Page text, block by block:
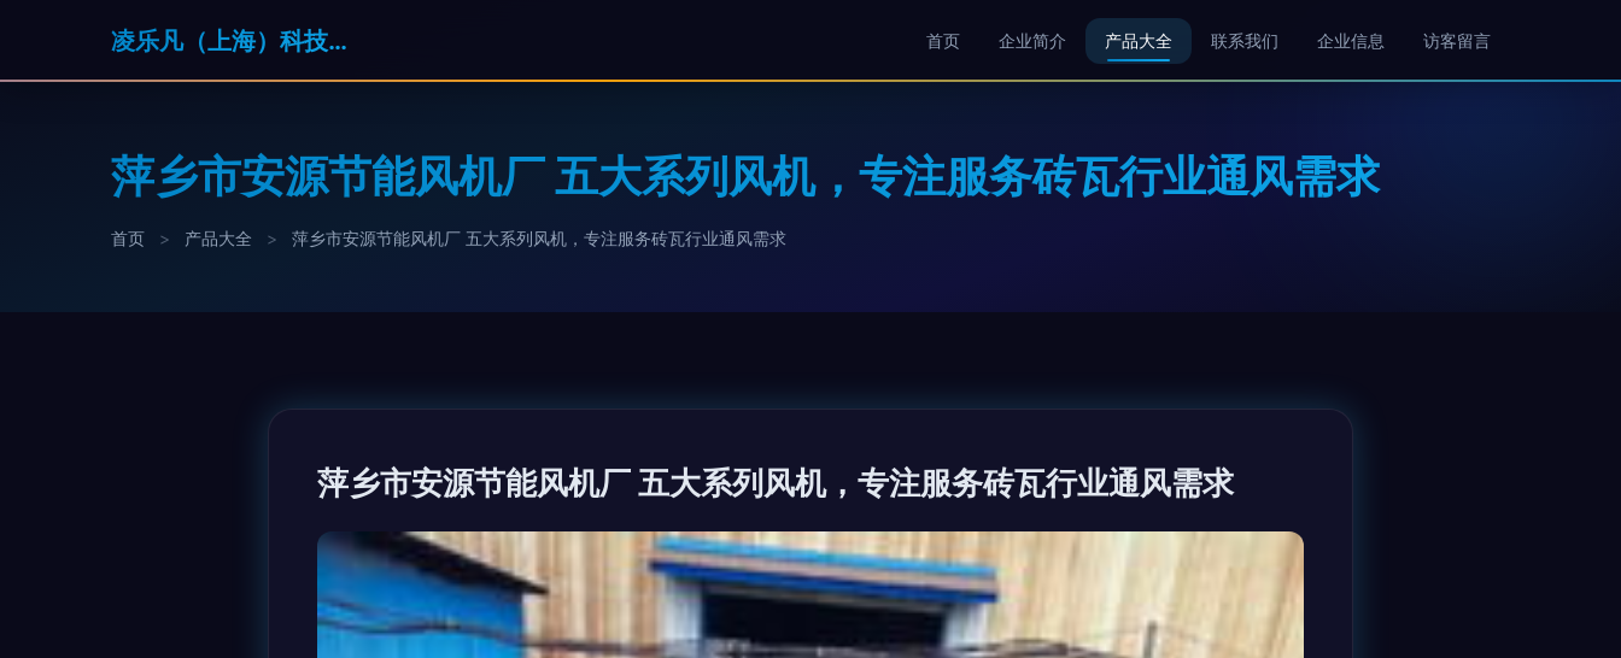
凌乐凡（上海）科技有限公司 首页 企业简介 产品大全 联系我们 企业信息 访客留言
萍乡市安源节能风机厂 五大系列风机，专注服务砖瓦行业通风需求
首页 > 产品大全 > 萍乡市安源节能风机厂 五大系列风机，专注服务砖瓦行业通风需求
萍乡市安源节能风机厂 五大系列风机，专注服务砖瓦行业通风需求